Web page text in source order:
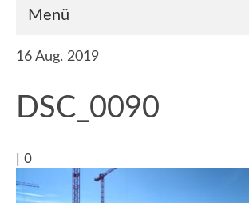
Menü
Home
Referenzen
Aufmasse für Gerichtsgutachten
16 Aug. 2019
DSC_0090
0